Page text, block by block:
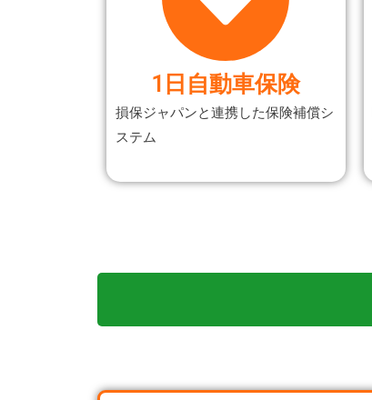
1日自動車保険
損保ジャパンと連携した保険補償シ
ステム